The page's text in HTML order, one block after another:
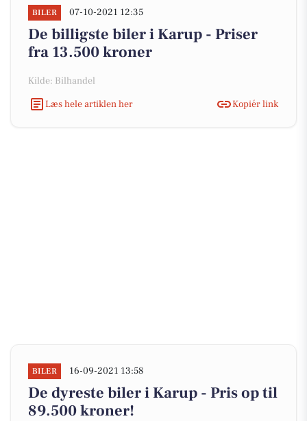
BILER 07-10-2021 12:35
De billigste biler i Karup - Priser
fra 13.500 kroner
Kilde: Bilhandel
Læs hele artiklen her
Kopiér link
BILER 16-09-2021 13:58
De dyreste biler i Karup - Pris op til
89.500 kroner!